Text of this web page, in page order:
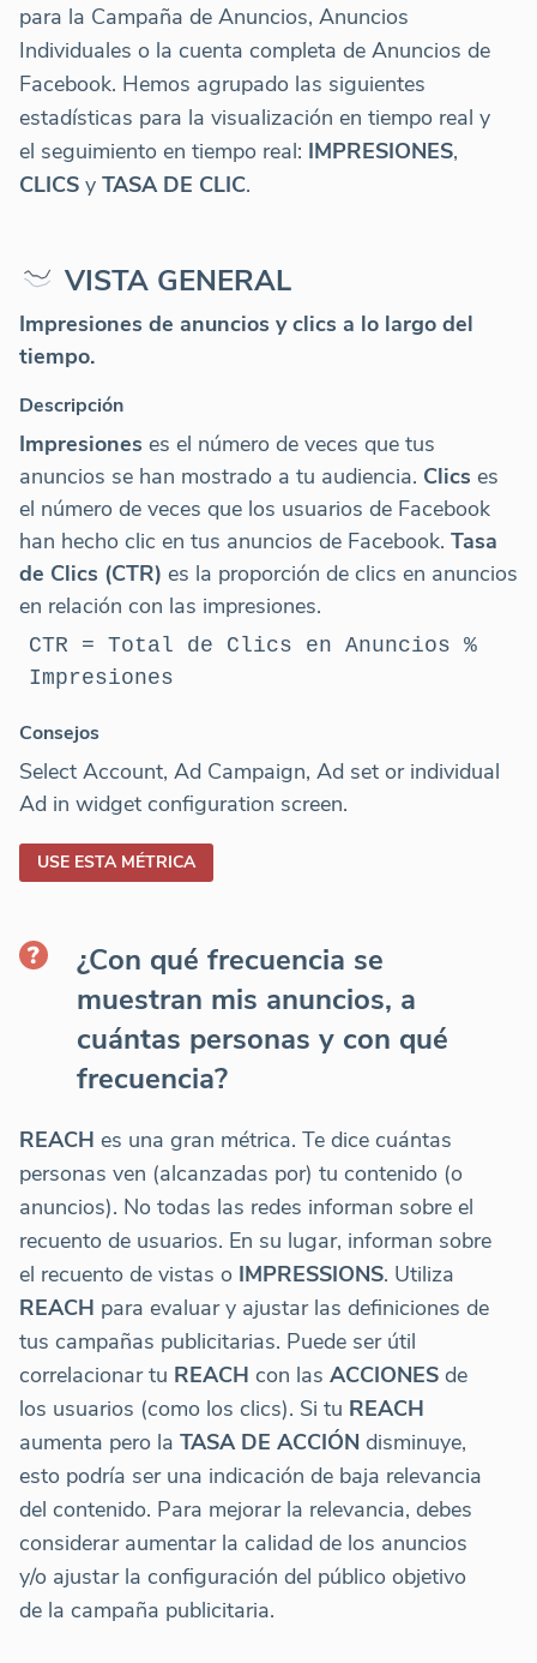
para la Campaña de Anuncios, Anuncios
Individuales o la cuenta completa de Anuncios de
Facebook. Hemos agrupado las siguientes
estadísticas para la visualización en tiempo real y
el seguimiento en tiempo real: IMPRESIONES,
CLICS y TASA DE CLIC.
VISTA GENERAL
Impresiones de anuncios y clics a lo largo del
tiempo.
Descripción
Impresiones es el número de veces que tus
anuncios se han mostrado a tu audiencia. Clics es
el número de veces que los usuarios de Facebook
han hecho clic en tus anuncios de Facebook. Tasa
de Clics (CTR) es la proporción de clics en anuncios
en relación con las impresiones.
CTR = Total de Clics en Anuncios %
Impresiones
Consejos
Select Account, Ad Campaign, Ad set or individual
Ad in widget configuration screen.
USE ESTA MÉTRICA
¿Con qué frecuencia se
muestran mis anuncios, a
cuántas personas y con qué
frecuencia?
REACH es una gran métrica. Te dice cuántas
personas ven (alcanzadas por) tu contenido (o
anuncios). No todas las redes informan sobre el
recuento de usuarios. En su lugar, informan sobre
el recuento de vistas o IMPRESSIONS. Utiliza
REACH para evaluar y ajustar las definiciones de
tus campañas publicitarias. Puede ser útil
correlacionar tu REACH con las ACCIONES de
los usuarios (como los clics). Si tu REACH
aumenta pero la TASA DE ACCIÓN disminuye,
esto podría ser una indicación de baja relevancia
del contenido. Para mejorar la relevancia, debes
considerar aumentar la calidad de los anuncios
y/o ajustar la configuración del público objetivo
de la campaña publicitaria.